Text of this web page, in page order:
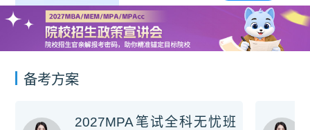
备考方案
2027MPA笔试全科无忧班